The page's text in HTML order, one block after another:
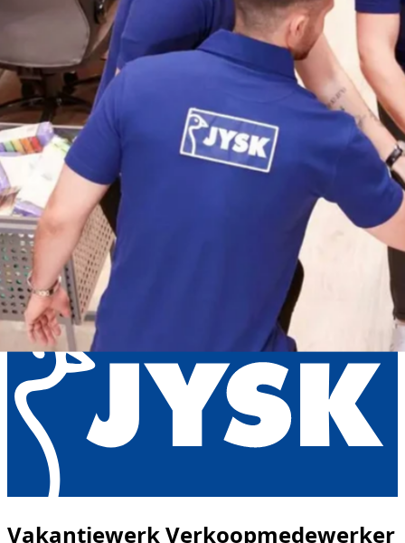
Vakantiewerk Verkoopmedewerker